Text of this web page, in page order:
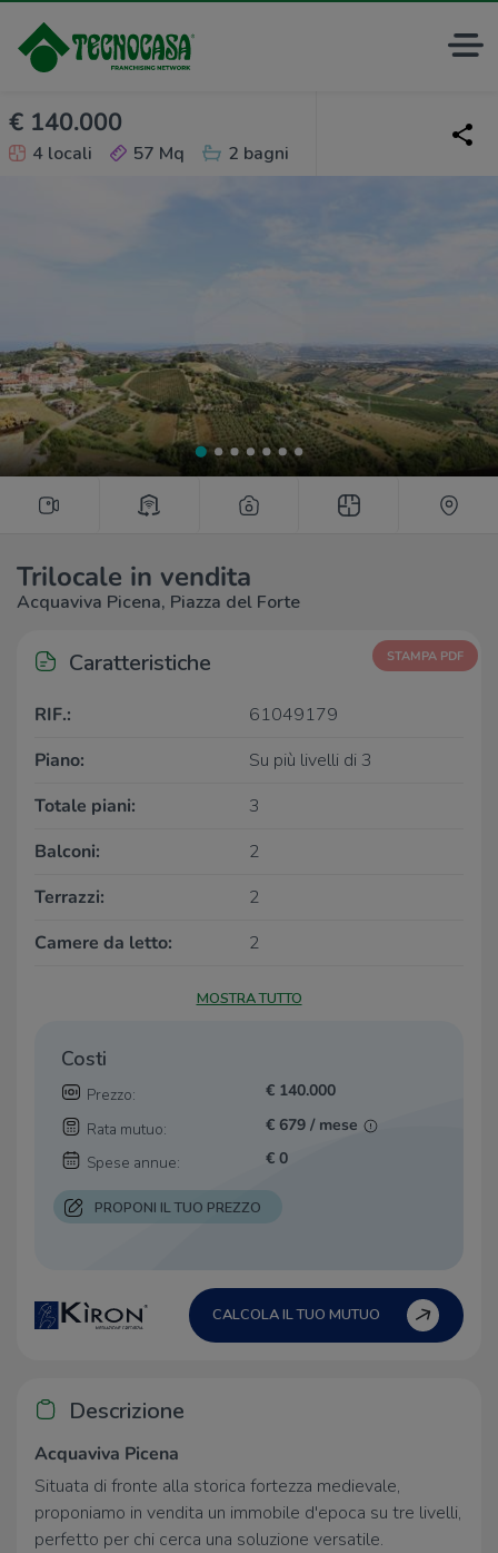
€ 140.000
4 locali 57 Mq 2 bagni
Trilocale in vendita
Acquaviva Picena, Piazza del Forte
Caratteristiche STAMPA PDF
RIF.:
61049179
Piano:
Su più livelli di 3
Totale piani:
3
Balconi:
2
Terrazzi:
2
Camere da letto:
2
MOSTRA TUTTO
Costi
Prezzo:
€ 140.000
Rata mutuo:
€ 679 / mese
Spese annue:
€ 0
PROPONI IL TUO PREZZO
CALCOLA IL TUO MUTUO
Descrizione
Acquaviva Picena
Situata di fronte alla storica fortezza medievale,
proponiamo in vendita un immobile d'epoca su tre livelli,
perfetto per chi cerca una soluzione versatile.